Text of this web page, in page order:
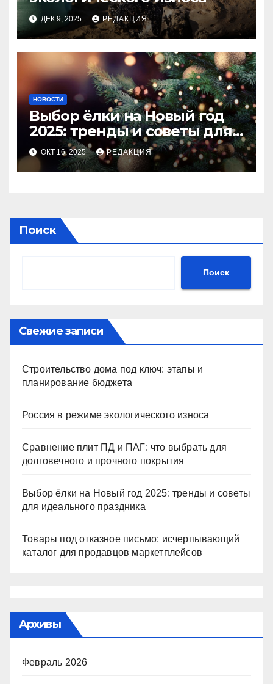
ДЕК 9, 2025 РЕДАКЦИЯ
НОВОСТИ
Выбор ёлки на Новый год
2025: тренды и советы для
идеального праздника
ОКТ 16, 2025 РЕДАКЦИЯ
Поиск
Поиск
Свежие записи
Строительство дома под ключ: этапы и
планирование бюджета
Россия в режиме экологического износа
Сравнение плит ПД и ПАГ: что выбрать для
долговечного и прочного покрытия
Выбор ёлки на Новый год 2025: тренды и советы
для идеального праздника
Товары под отказное письмо: исчерпывающий
каталог для продавцов маркетплейсов
Архивы
Февраль 2026